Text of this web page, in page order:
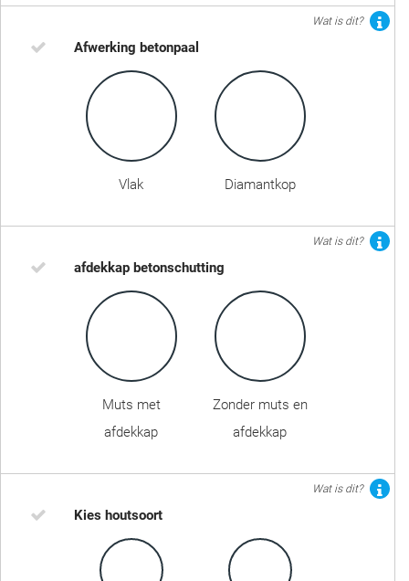
Wat is dit?
Afwerking betonpaal
Vlak Diamantkop
Wat is dit?
afdekkap betonschutting
Muts met
afdekkap
Zonder muts en
afdekkap
Wat is dit?
Kies houtsoort